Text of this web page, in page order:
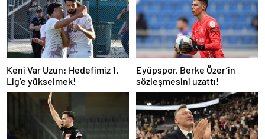
Keni Var Uzun: Hedefimiz 1.
Lig’e yükselmek!
Eyüpspor, Berke Özer’in
sözleşmesini uzattı!